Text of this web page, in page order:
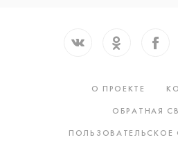
О ПРОЕКТЕ
ОБРАТНАЯ
ПОЛЬЗОВАТЕЛЬСКОЕ